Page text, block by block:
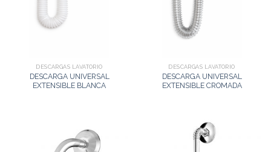
DESCARGAS LAVATORIO
DESCARGA UNIVERSAL
EXTENSIBLE BLANCA
DESCARGAS LAVATORIO
DESCARGA UNIVERSAL
EXTENSIBLE CROMADA